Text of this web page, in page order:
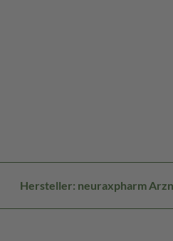
Hersteller: neuraxpharm